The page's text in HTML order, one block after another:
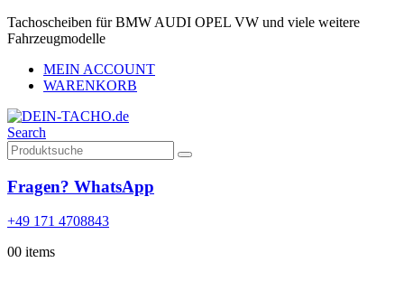
Tachoscheiben für BMW AUDI OPEL VW und viele weitere
Fahrzeugmodelle
MEIN ACCOUNT
WARENKORB
Search
Fragen? WhatsApp
+49 171 4708843
00 items